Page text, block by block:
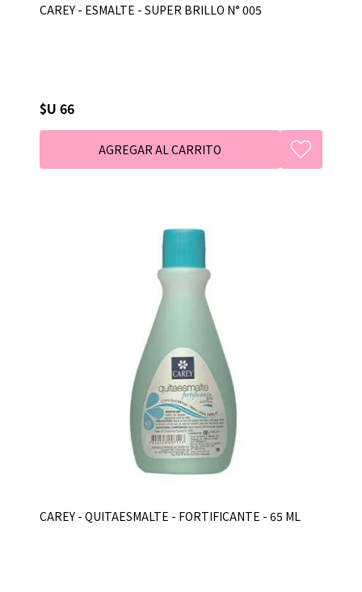
CAREY - ESMALTE - SUPER BRILLO N° 005
$U 66
CAREY - QUITAESMALTE - FORTIFICANTE - 65 ML